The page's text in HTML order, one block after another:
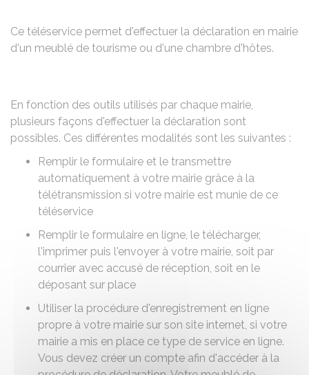
Ce téléservice permet d'effectuer la déclaration en mairie
d'un meublé de tourisme ou d'une chambre d'hôtes.
En fonction des outils utilisés par chaque mairie,
plusieurs façons d'effectuer la déclaration sont
possibles. Ces différentes modalités sont les suivantes :
Remplir le formulaire et le transmettre
automatiquement à votre mairie grâce à la
télétransmission si votre mairie est munie de ce
téléservice
Remplir le formulaire en ligne, le télécharger,
l'imprimer puis l'envoyer à votre mairie, soit par
courrier avec accusé de réception, soit en le
déposant sur place
Utiliser la procédure d'enregistrement en ligne
propre à votre mairie sur son site internet, si votre
mairie a mis en place ce type de service en ligne.
Vous devez créer un compte afin d'accéder à la